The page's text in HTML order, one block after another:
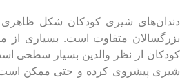
دندان‌های شیری کودکان شکل ظاهری
بزرگسالان متفاوت است. بسیاری از
کودکان از نظر والدین بسیار سطحی
شیری پیشروی کرده و حتی ممکن